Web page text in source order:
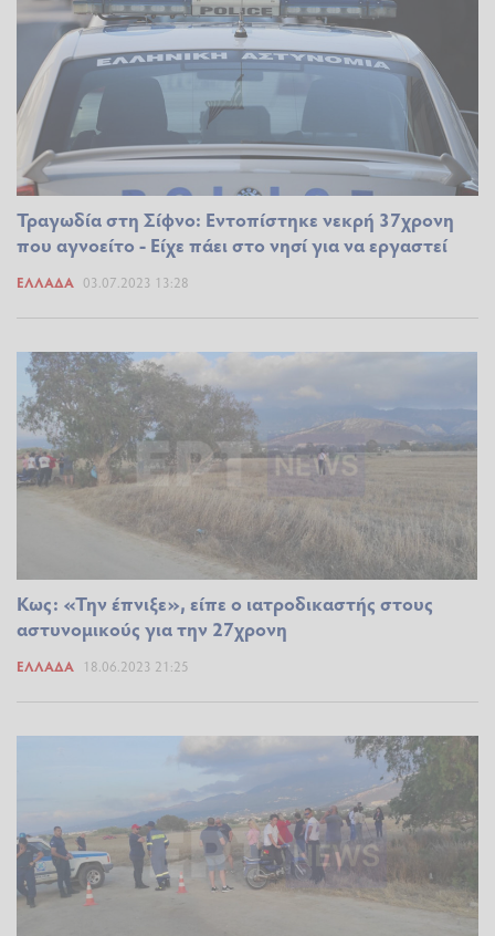
Τραγωδία στη Σίφνο: Εντοπίστηκε νεκρή 37χρονη
που αγνοείτο - Είχε πάει στο νησί για να εργαστεί
ΕΛΛΆΔΑ 03.07.2023 13:28
Κως: «Την έπνιξε», είπε ο ιατροδικαστής στους
αστυνομικούς για την 27χρονη
ΕΛΛΆΔΑ 18.06.2023 21:25